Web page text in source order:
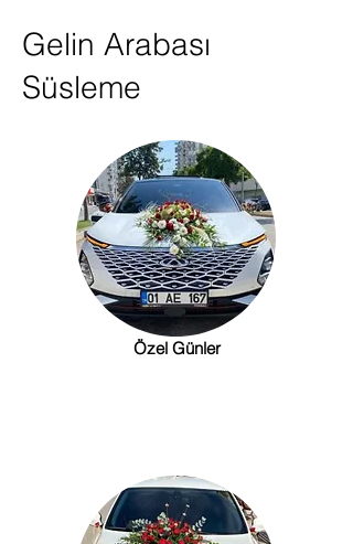
Gelin Arabası
Süsleme
Özel Günler